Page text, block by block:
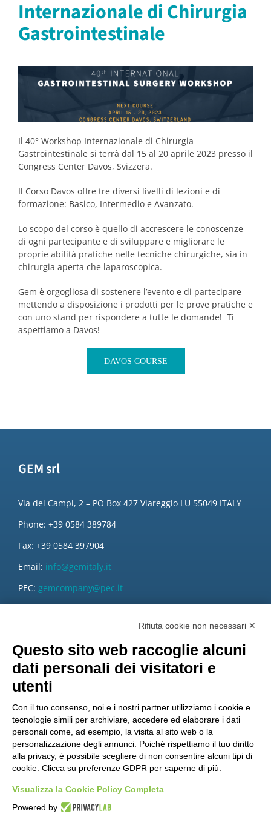
Internazionale di Chirurgia
Gastrointestinale
Il 40° Workshop Internazionale di Chirurgia
Gastrointestinale si terrà dal 15 al 20 aprile 2023 presso il
Congress Center Davos, Svizzera.
Il Corso Davos offre tre diversi livelli di lezioni e di
formazione: Basico, Intermedio e Avanzato.
Lo scopo del corso è quello di accrescere le conoscenze
di ogni partecipante e di sviluppare e migliorare le
proprie abilità pratiche nelle tecniche chirurgiche, sia in
chirurgia aperta che laparoscopica.
Gem è orgogliosa di sostenere l’evento e di partecipare
mettendo a disposizione i prodotti per le prove pratiche e
con uno stand per rispondere a tutte le domande! Ti
aspettiamo a Davos!
DAVOS COURSE
GEM srl
Via dei Campi, 2 – PO Box 427 Viareggio LU 55049 ITALY
Phone: +39 0584 389784
Fax: +39 0584 397904
Email: info@gemitaly.it
PEC: gemcompany@pec.it
Rifiuta cookie non necessari ✕
Questo sito web raccoglie alcuni
dati personali dei visitatori e
utenti
Con il tuo consenso, noi e i nostri partner utilizziamo i cookie e
tecnologie simili per archiviare, accedere ed elaborare i dati
personali come, ad esempio, la visita al sito web o la
personalizzazione degli annunci. Poiché rispettiamo il tuo diritto
alla privacy, è possibile scegliere di non consentire alcuni tipi di
cookie. Clicca su preferenze GDPR per saperne di più.
Visualizza la Cookie Policy Completa
Powered by